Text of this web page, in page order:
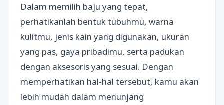
Dalam memilih baju yang tepat,
perhatikanlah bentuk tubuhmu, warna
kulitmu, jenis kain yang digunakan, ukuran
yang pas, gaya pribadimu, serta padukan
dengan aksesoris yang sesuai. Dengan
memperhatikan hal-hal tersebut, kamu akan
lebih mudah dalam menunjang